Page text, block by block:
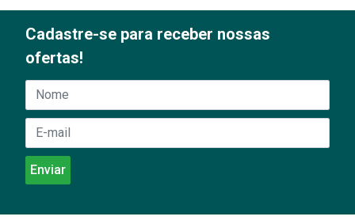
Cadastre-se para receber nossas
ofertas!